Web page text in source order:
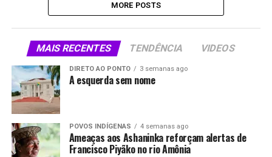
MORE POSTS
MAIS RECENTES TENDÊNCIA VIDEOS
DIRETO AO PONTO 3 semanas ago
A esquerda sem nome
POVOS INDÍGENAS 4 semanas ago
Ameaças aos Ashaninka reforçam alertas de
Francisco Piyãko no rio Amônia